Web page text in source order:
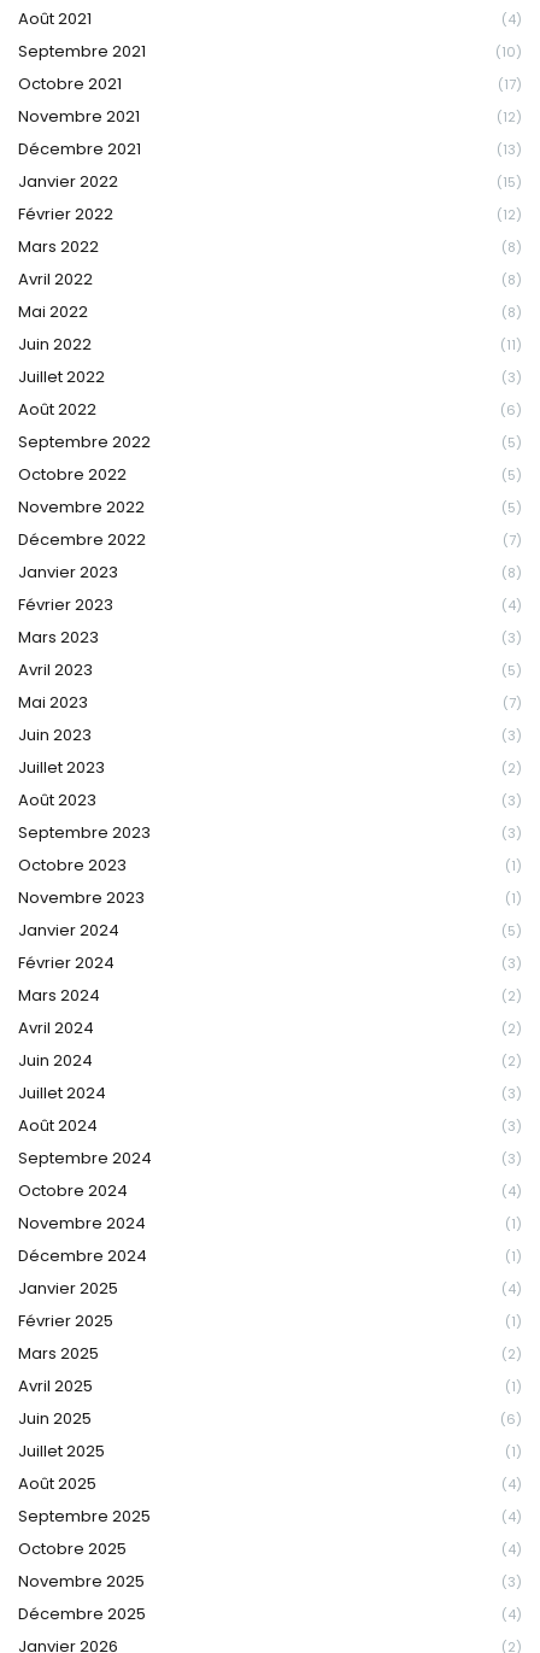
Août 2021 (4)
Septembre 2021 (10)
Octobre 2021 (17)
Novembre 2021 (12)
Décembre 2021 (13)
Janvier 2022 (15)
Février 2022 (12)
Mars 2022 (8)
Avril 2022 (8)
Mai 2022 (8)
Juin 2022 (11)
Juillet 2022 (3)
Août 2022 (6)
Septembre 2022 (5)
Octobre 2022 (5)
Novembre 2022 (5)
Décembre 2022 (7)
Janvier 2023 (8)
Février 2023 (4)
Mars 2023 (3)
Avril 2023 (5)
Mai 2023 (7)
Juin 2023 (3)
Juillet 2023 (2)
Août 2023 (3)
Septembre 2023 (3)
Octobre 2023 (1)
Novembre 2023 (1)
Janvier 2024 (5)
Février 2024 (3)
Mars 2024 (2)
Avril 2024 (2)
Juin 2024 (2)
Juillet 2024 (3)
Août 2024 (3)
Septembre 2024 (3)
Octobre 2024 (4)
Novembre 2024 (1)
Décembre 2024 (1)
Janvier 2025 (4)
Février 2025 (1)
Mars 2025 (2)
Avril 2025 (1)
Juin 2025 (6)
Juillet 2025 (1)
Août 2025 (4)
Septembre 2025 (4)
Octobre 2025 (4)
Novembre 2025 (3)
Décembre 2025 (4)
Janvier 2026 (2)